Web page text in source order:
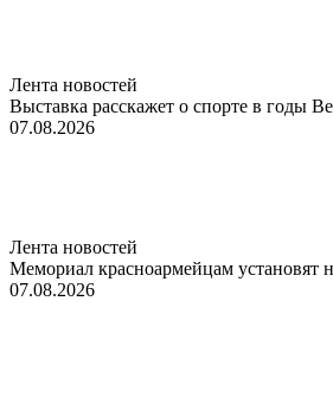
Лента новостей
Выставка расскажет о спорте в годы
07.08.2026
Лента новостей
Мемориал красноармейцам установят
07.08.2026